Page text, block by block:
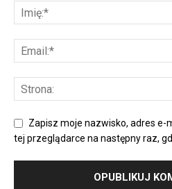
Zapisz moje nazwisko, adres e-
tej przeglądarce na następny raz,